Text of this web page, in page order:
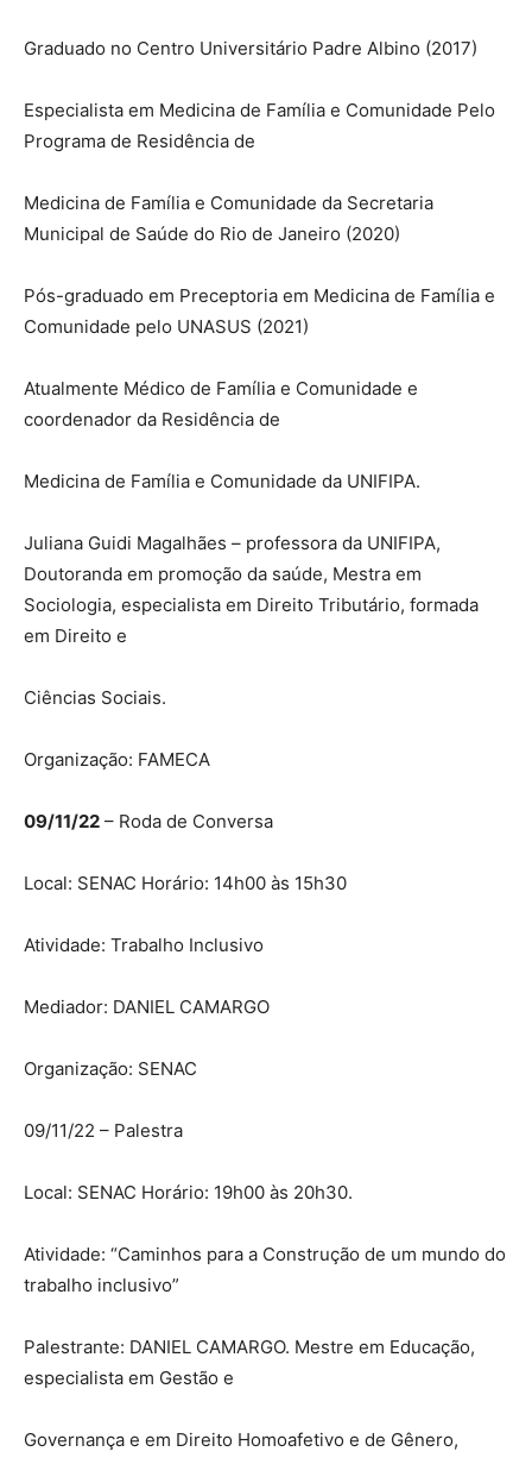
Graduado no Centro Universitário Padre Albino (2017)
Especialista em Medicina de Família e Comunidade Pelo
Programa de Residência de
Medicina de Família e Comunidade da Secretaria
Municipal de Saúde do Rio de Janeiro (2020)
Pós-graduado em Preceptoria em Medicina de Família e
Comunidade pelo UNASUS (2021)
Atualmente Médico de Família e Comunidade e
coordenador da Residência de
Medicina de Família e Comunidade da UNIFIPA.
Juliana Guidi Magalhães – professora da UNIFIPA,
Doutoranda em promoção da saúde, Mestra em
Sociologia, especialista em Direito Tributário, formada
em Direito e
Ciências Sociais.
Organização: FAMECA
09/11/22 – Roda de Conversa
Local: SENAC Horário: 14h00 às 15h30
Atividade: Trabalho Inclusivo
Mediador: DANIEL CAMARGO
Organização: SENAC
09/11/22 – Palestra
Local: SENAC Horário: 19h00 às 20h30.
Atividade: “Caminhos para a Construção de um mundo do
trabalho inclusivo”
Palestrante: DANIEL CAMARGO. Mestre em Educação,
especialista em Gestão e
Governança e em Direito Homoafetivo e de Gênero,